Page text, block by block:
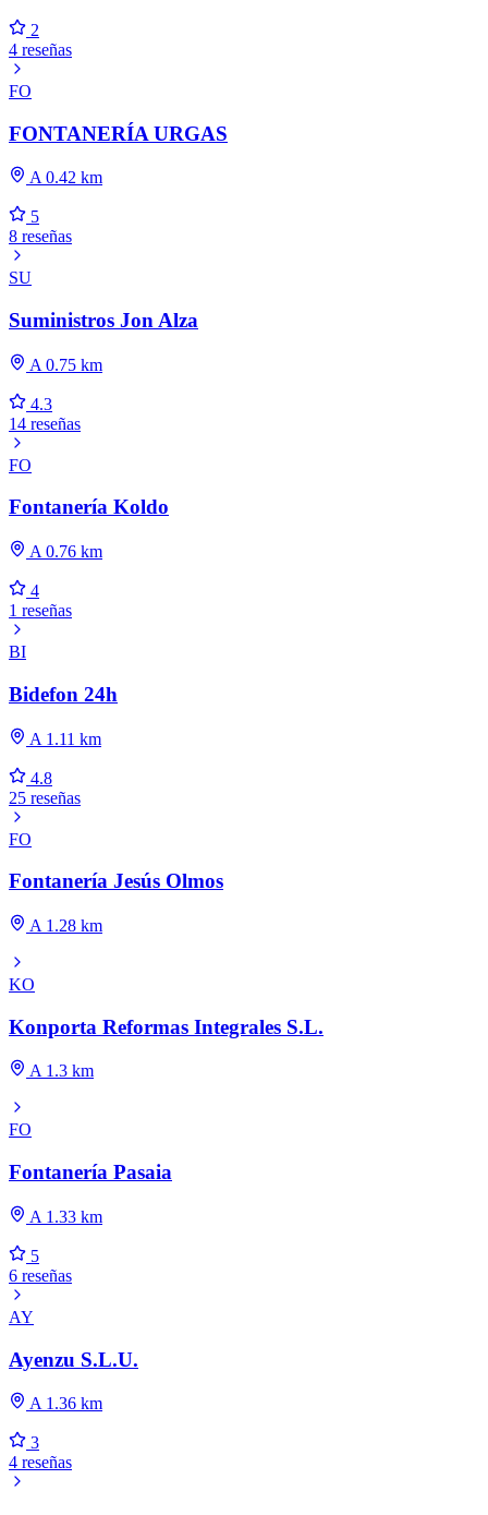
2
4 reseñas
FO
FONTANERÍA URGAS
A 0.42 km
5
8 reseñas
SU
Suministros Jon Alza
A 0.75 km
4.3
14 reseñas
FO
Fontanería Koldo
A 0.76 km
4
1 reseñas
BI
Bidefon 24h
A 1.11 km
4.8
25 reseñas
FO
Fontanería Jesús Olmos
A 1.28 km
KO
Konporta Reformas Integrales S.L.
A 1.3 km
FO
Fontanería Pasaia
A 1.33 km
5
6 reseñas
AY
Ayenzu S.L.U.
A 1.36 km
3
4 reseñas